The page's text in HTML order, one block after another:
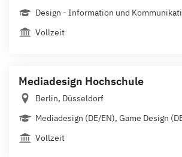
Design - Information und
Vollzeit
Mediadesign Hochschule
Berlin, Düsseldorf
Mediadesign (DE/EN), Game Design
Vollzeit